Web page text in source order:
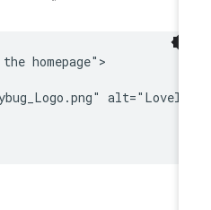
the homepage">